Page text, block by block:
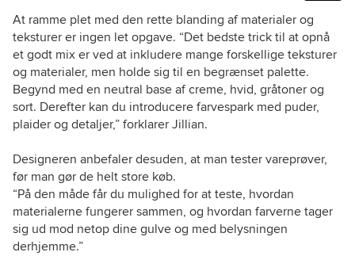
At ramme plet med den rette blanding af materialer og
teksturer er ingen let opgave. “Det bedste trick til at opnå
et godt mix er ved at inkludere mange forskellige teksturer
og materialer, men holde sig til en begrænset palette.
Begynd med en neutral base af creme, hvid, gråtoner og
sort. Derefter kan du introducere farvespark med puder,
plaider og detaljer,” forklarer Jillian.
Designeren anbefaler desuden, at man tester vareprøver,
før man gør de helt store køb.
“På den måde får du mulighed for at teste, hvordan
materialerne fungerer sammen, og hvordan farverne tager
sig ud mod netop dine gulve og med belysningen
derhjemme.”